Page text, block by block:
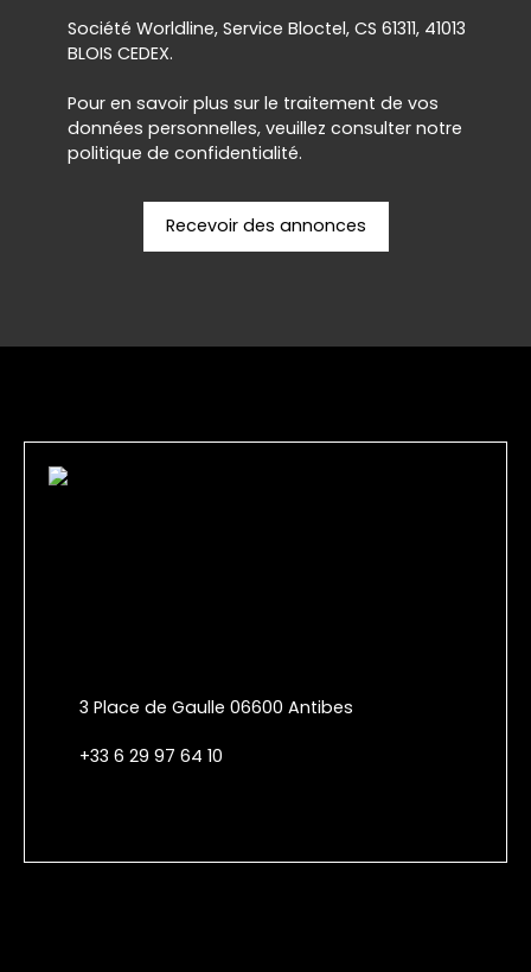
Société Worldline, Service Bloctel, CS 61311, 41013
BLOIS CEDEX.
Pour en savoir plus sur le traitement de vos
données personnelles, veuillez consulter notre
politique de confidentialité.
Recevoir des annonces
3 Place de Gaulle 06600 Antibes
+33 6 29 97 64 10